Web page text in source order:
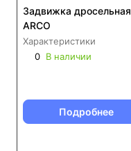
Задвижка дросельная
ARCO
Характеристики
0 В наличии
Подробнее